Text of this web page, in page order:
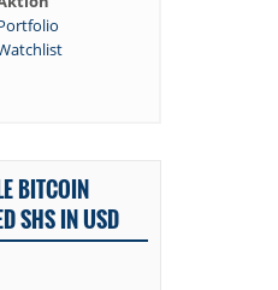
BITCOIN
SHS IN USD